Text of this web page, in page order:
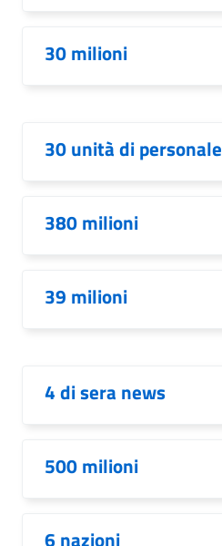
30 milioni
30 unità di personale
380 milioni
39 milioni
4 di sera news
500 milioni
6 nazioni